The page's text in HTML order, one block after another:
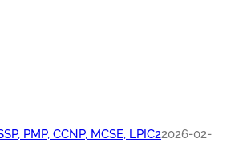
PMP, CCNP, MCSE, LPIC22026-02-